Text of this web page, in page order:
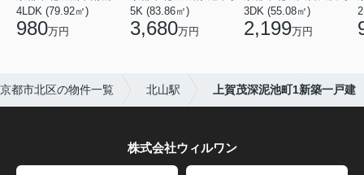
4LDK (79.92㎡)
980万円
5K (83.86㎡)
3,680万円
3DK (55.08㎡)
2,199万円
京都市北区の物件一覧 北山駅 上賀茂深泥池町1新築一戸建
株式会社ウィルワン